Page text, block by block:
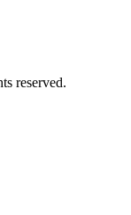
reserved.